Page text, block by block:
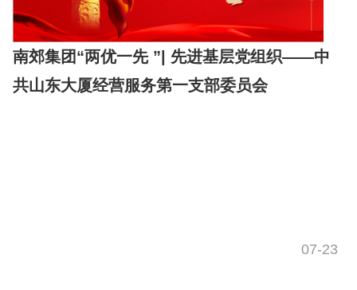
南郊集团“两优一先 ”| 先进基层党组织——中
共山东大厦经营服务第一支部委员会
07-23